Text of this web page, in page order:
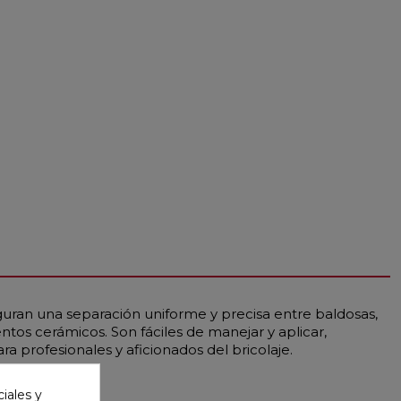
una separación uniforme y precisa entre baldosas,
cerámicos. Son fáciles de manejar y aplicar,
profesionales y aficionados del bricolaje.
y